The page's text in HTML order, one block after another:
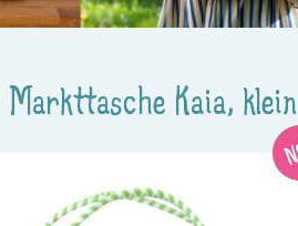
Markttasche Kaia, klein